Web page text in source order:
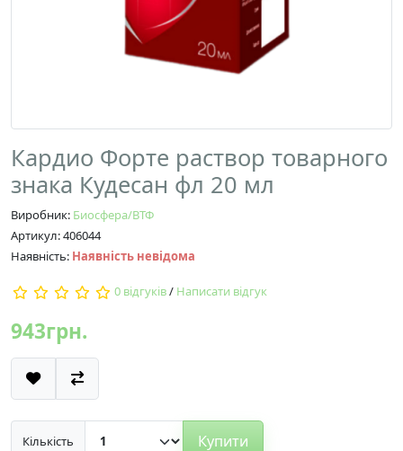
Кардио Форте раствор товарного
знака Кудесан фл 20 мл
Виробник: Биосфера/ВТФ
Артикул: 406044
Наявність: Наявність невідома
0 відгуків/ Написати відгук
943грн.
Кількість Купити